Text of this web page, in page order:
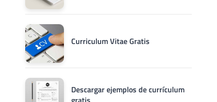
Curriculum Vitae Gratis
Descargar ejemplos de currículum